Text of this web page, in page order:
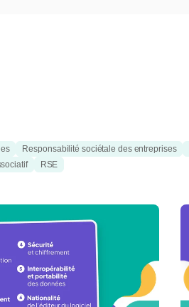
Responsabilité sociétale des entreprises
RSE